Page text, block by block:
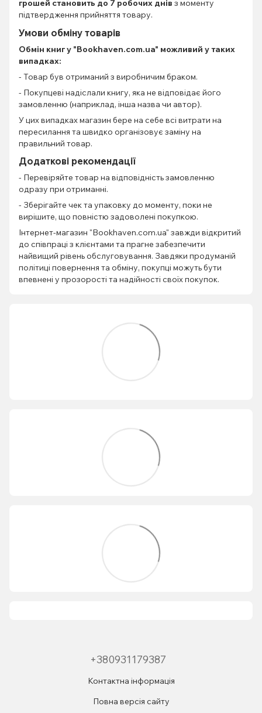
грошей становить до 7 робочих днів з моменту
підтвердження прийняття товару.
Умови обміну товарів
Обмін книгу "Bookhaven.com.ua" можливий у таких
випадках:
- Товар був отриманий з виробничим браком.
- Покупцеві надіслали книгу, яка не відповідає його
замовленню (наприклад, інша назва чи автор).
У цих випадках магазин бере на себе всі витрати на
пересилання та швидко організовує заміну на
правильний товар.
Додаткові рекомендації
- Перевіряйте товар на відповідність замовленню
одразу при отриманні.
- Зберігайте чек та упаковку до моменту, поки не
вирішите, що повністю задоволені покупкою.
Інтернет-магазин "Bookhaven.com.ua" завжди відкритий
до співпраці з клієнтами та прагне забезпечити
найвищий рівень обслуговування. Завдяки продуманій
політиці повернення та обміну, покупці можуть бути
впевнені у прозорості та надійності своїх покупок.
+380931179387
Контактна інформація
Повна версія сайту